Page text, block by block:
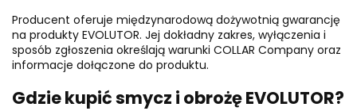
Producent oferuje międzynarodową dożywotnią gwarancję
na produkty EVOLUTOR. Jej dokładny zakres, wyłączenia i
sposób zgłoszenia określają warunki COLLAR Company oraz
informacje dołączone do produktu.
Gdzie kupić smycz i obrożę EVOLUTOR?